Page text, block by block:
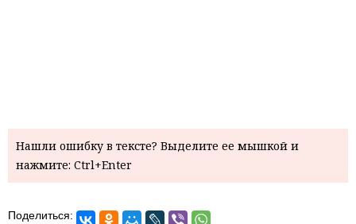
Нашли ошибку в тексте? Выделите ее мышкой и
нажмите: Ctrl+Enter
Поделиться: